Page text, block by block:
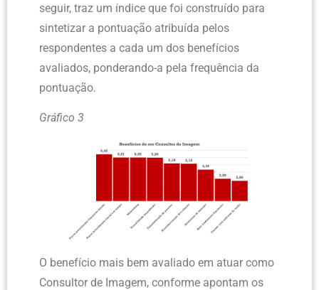
seguir, traz um índice que foi construído para
sintetizar a pontuação atribuída pelos
respondentes a cada um dos benefícios
avaliados, ponderando-a pela frequência da
pontuação.
Gráfico 3
O benefício mais bem avaliado em atuar como
Consultor de Imagem, conforme apontam os